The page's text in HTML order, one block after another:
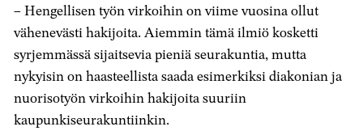
– Hengellisen työn virkoihin on viime vuosina ollut
vähenevästi hakijoita. Aiemmin tämä ilmiö kosketti
syrjemmässä sijaitsevia pieniä seurakuntia, mutta
nykyisin on haasteellista saada esimerkiksi diakonian ja
nuorisotyön virkoihin hakijoita suuriin
kaupunkiseurakuntiinkin.